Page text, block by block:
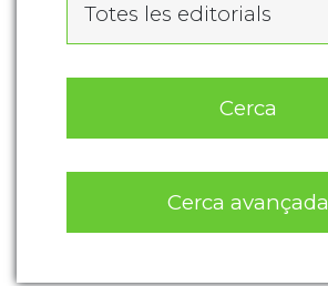
Totes les editorials
Cerca
Cerca avançada